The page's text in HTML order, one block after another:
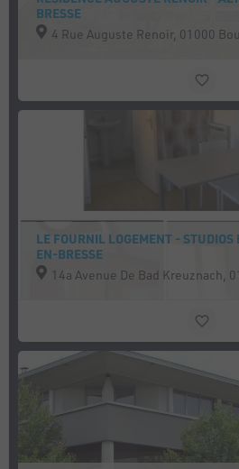
BRESSE
4 Rue Auguste Renoir, 01000
LE FOURNIL LOGEMENT - STUDIOS
EN-BRESSE
14a Avenue De Bad